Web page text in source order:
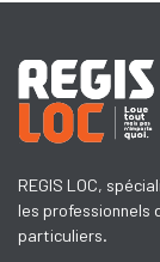
REGIS LOC,
les professionnels
particuliers.